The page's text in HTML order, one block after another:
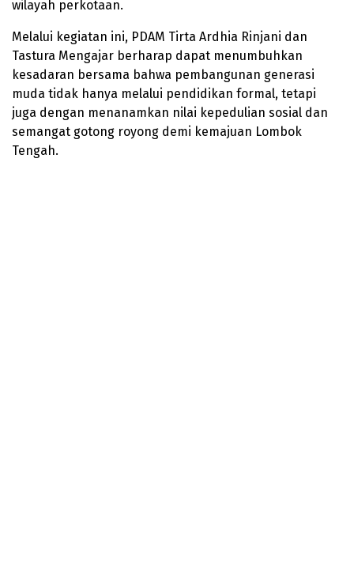
wilayah perkotaan.
Melalui kegiatan ini, PDAM Tirta Ardhia Rinjani dan
Tastura Mengajar berharap dapat menumbuhkan
kesadaran bersama bahwa pembangunan generasi
muda tidak hanya melalui pendidikan formal, tetapi
juga dengan menanamkan nilai kepedulian sosial dan
semangat gotong royong demi kemajuan Lombok
Tengah.